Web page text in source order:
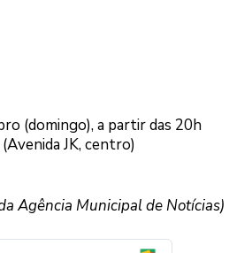
(domingo), a partir das 20h
JK, centro)
Agência Municipal de Notícias)